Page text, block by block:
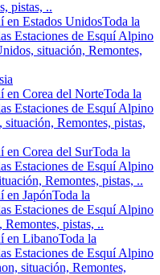
pistas, ..
en Estados UnidosToda la
Estaciones de Esquí Alpino
situación, Remontes,
en Corea del NorteToda la
Estaciones de Esquí Alpino
Remontes, pistas,
en Corea del SurToda la
Estaciones de Esquí Alpino
Remontes, pistas, ..
en JapónToda la
Estaciones de Esquí Alpino
Remontes, pistas, ..
en LibanoToda la
Estaciones de Esquí Alpino
situación, Remontes,